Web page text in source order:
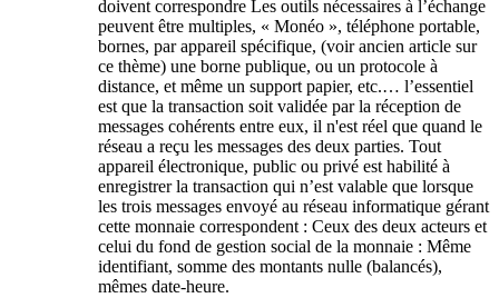
doivent correspondre Les outils nécessaires à l’échange
peuvent être multiples, « Monéo », téléphone portable,
bornes, par appareil spécifique, (voir ancien article sur
ce thème) une borne publique, ou un protocole à
distance, et même un support papier, etc.… l’essentiel
est que la transaction soit validée par la réception de
messages cohérents entre eux, il n'est réel que quand le
réseau a reçu les messages des deux parties. Tout
appareil électronique, public ou privé est habilité à
enregistrer la transaction qui n’est valable que lorsque
les trois messages envoyé au réseau informatique gérant
cette monnaie correspondent : Ceux des deux acteurs et
celui du fond de gestion social de la monnaie : Même
identifiant, somme des montants nulle (balancés),
mêmes date-heure.